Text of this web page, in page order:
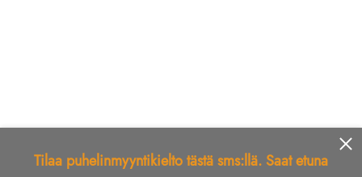
Tilaa puhelinmyyntikielto tästä sms:llä. Saat etuna